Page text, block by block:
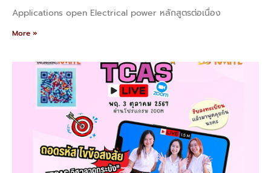
Applications open Electrical power หลักสูตรต่อเนื่อง
More »